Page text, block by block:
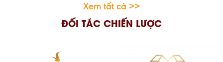
Xem tất cả >>
ĐỐI TÁC CHIẾN LƯỢC